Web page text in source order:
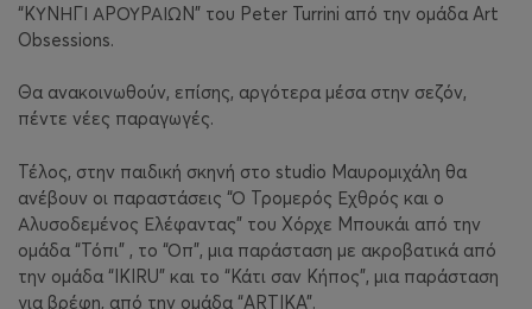
“ΚΥΝΗΓΙ ΑΡΟΥΡΑΙΩΝ” του Peter Turrini από την ομάδα Art
Obsessions.
Θα ανακοινωθούν, επίσης, αργότερα μέσα στην σεζόν,
πέντε νέες παραγωγές.
Τέλος, στην παιδική σκηνή στο studio Μαυρομιχάλη θα
ανέβουν οι παραστάσεις “Ο Τρομερός Εχθρός και ο
Αλυσοδεμένος Ελέφαντας” του Χόρχε Μπουκάι από την
ομάδα “Τόπι” , το “Οπ”, μια παράσταση με ακροβατικά από
την ομάδα “IKIRU” και το “Κάτι σαν Κήπος”, μια παράσταση
για βρέφη, από την ομάδα “ARTIKA”.